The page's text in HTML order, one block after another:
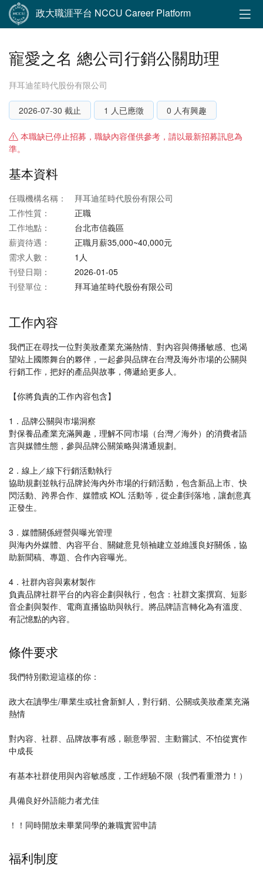
政大職涯平台 NCCU Career Platform
寵愛之名 總公司行銷公關助理
拜耳迪笙時代股份有限公司
2026-07-30 截止 1 人已應徵 0 人有興趣
本職缺已停止招募，職缺內容僅供參考，請以最新招募訊息為
準。
基本資料
任職機構名稱：
拜耳迪笙時代股份有限公司
工作性質：
正職
工作地點：
台北市信義區
薪資待遇：
正職月薪35,000~40,000元
需求人數：
1人
刊登日期：
2026-01-05
刊登單位：
拜耳迪笙時代股份有限公司
工作內容
我們正在尋找一位對美妝產業充滿熱情、對內容與傳播敏感、也渴
望站上國際舞台的夥伴，一起參與品牌在台灣及海外市場的公關與
行銷工作，把好的產品與故事，傳遞給更多人。
【你將負責的工作內容包含】
1．品牌公關與市場洞察
對保養品產業充滿興趣，理解不同市場（台灣／海外）的消費者語
言與媒體生態，參與品牌公關策略與溝通規劃。
2．線上／線下行銷活動執行
協助規劃並執行品牌於海內外市場的行銷活動，包含新品上市、快
閃活動、跨界合作、媒體或 KOL 活動等，從企劃到落地，讓創意真
正發生。
3．媒體關係經營與曝光管理
與海內外媒體、內容平台、關鍵意見領袖建立並維護良好關係，協
助新聞稿、專題、合作內容曝光。
4．社群內容與素材製作
負責品牌社群平台的內容企劃與執行，包含：社群文案撰寫、短影
音企劃與製作、電商直播協助與執行。將品牌語言轉化為有溫度、
有記憶點的內容。
條件要求
我們特別歡迎這樣的你：
政大在讀學生/畢業生或社會新鮮人，對行銷、公關或美妝產業充滿
熱情
對內容、社群、品牌故事有感，願意學習、主動嘗試、不怕從實作
中成長
有基本社群使用與內容敏感度，工作經驗不限（我們看重潛力！）
具備良好外語能力者尤佳
！！同時開放未畢業同學的兼職實習申請
福利制度